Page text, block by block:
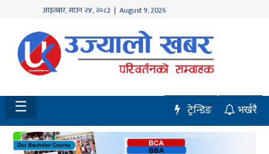
आइतबार,साउन २४, २०८३ | August 9, 2026
होमपेज
नवलपुर
विशेष
मध्य
नेपाल
☰ भर्खरै
ट्रेन्डिङ